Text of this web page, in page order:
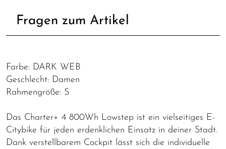
Fragen zum Artikel
Farbe: DARK WEB
Geschlecht: Damen
Rahmengröße: S
Das Charter+ 4 800Wh Lowstep ist ein vielseitiges E-
Citybike für jeden erdenklichen Einsatz in deiner Stadt.
Dank verstellbarem Cockpit lässt sich die individuelle